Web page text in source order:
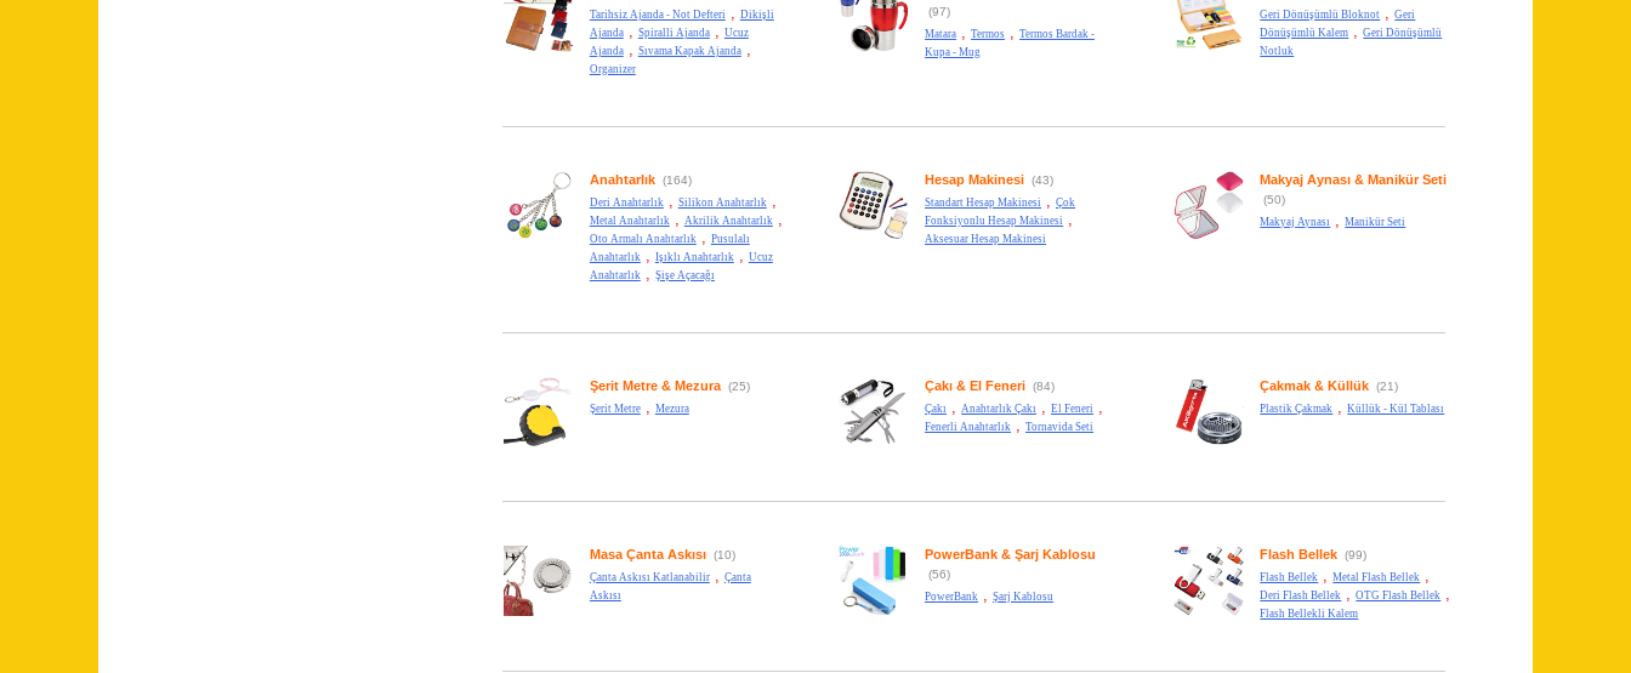
Tarihsiz Ajanda - Not Defteri
Dikişli
Ajanda, Spiralli Ajanda,
Ucuz
Ajanda, Sıvama Kapak Ajanda,
Organizer
(97)
Matara ,Termos ,Termos Bardak -
Kupa - Mug
Geri Dönüşümlü Bloknot ,Geri
Dönüşümlü Kalem
,Geri Dönüşümlü
Notluk
Anahtarlık(164)
Deri Anahtarlık Silikon Anahtarlık
Metal Anahtarlık Akrilik Anahtarlık
Oto Armalı Anahtarlık
Pusulalı
Anahtarlık
Işıklı Anahtarlık
Ucuz
Anahtarlık
Şişe Açacağı
Hesap Makinesi (43)
Standart Hesap Makinesi ,Çok
Fonksiyonlu Hesap Makinesi
Aksesuar Hesap Makinesi
Makyaj Aynası & Manikür Seti
(50)
Makyaj Aynası ,Manikür Seti
Şerit Metre & Mezura(25)
Şerit Metre, Mezura
Çakı & El Feneri (84)
Çakı Anahtarlık Çakı ,El Feneri
Fenerli Anahtarlık ,Tornavida Seti
Çakmak & Küllük (21)
Plastik Çakmak ,Küllük - Kül Tablası
Masa Çanta Askısı(10)
Çanta Askısı Katlanabilir, Çanta
Askısı
PowerBank & Şarj Kablosu
(56)
PowerBank ,Şarj Kablosu
Flash Bellek (99)
Flash Bellek ,Metal Flash Bellek ,
Deri Flash Bellek ,OTG Flash Bellek ,
Flash Bellekli Kalem